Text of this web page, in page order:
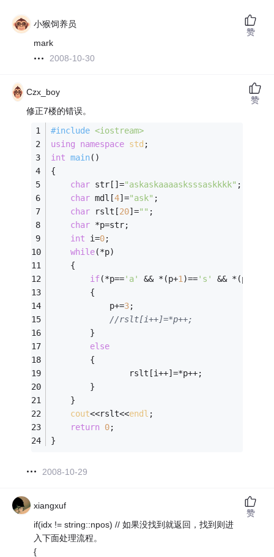
小猴饲养员
mark
2008-10-30
赞
Czx_boy
修正7楼的错误。
#include <iostream>
using
namespace std ;
int main()
{
char str[]="askaskaaaasksssaskkkk" ;
char mdl[4]="ask" ;
char rslt[20]="" ;
char *p=str;
int i=0;
while(*p)
	{
if(*p=='a' && *(p+1)=='s' && *(p+
		{
			p+=
3;
//rslt[i++]=*p++;
		}
else
		{
				rslt[i++]=*p++;
		}
	}
cout<<rslt<<endl ;
return 0;
}
2008-10-29
赞
xiangxuf
if(idx != string::npos) // 如果没找到就返回，找到则进
入下面处理流程。
{
赞